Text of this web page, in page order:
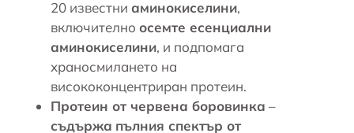
20 известни аминокиселини,
включително осемте есенциални
аминокиселини, и подпомага
храносмилането на
висококонцентриран протеин.
Протеин от червена боровинка –
съдържа пълния спектър от